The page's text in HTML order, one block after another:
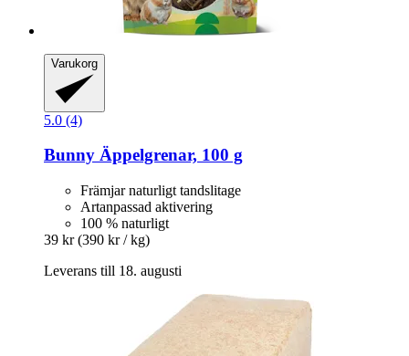
Varukorg
5.0 (4)
Bunny Äppelgrenar, 100 g
Främjar naturligt tandslitage
Artanpassad aktivering
100 % naturligt
39 kr (390 kr / kg)
Leverans till 18. augusti